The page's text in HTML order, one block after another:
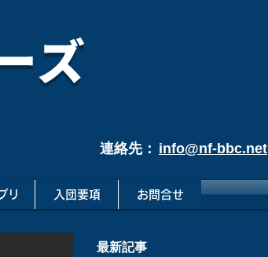
ズ
連絡先： info@nf-bbc.net
リ 入団要項 お問合せ
最新記事